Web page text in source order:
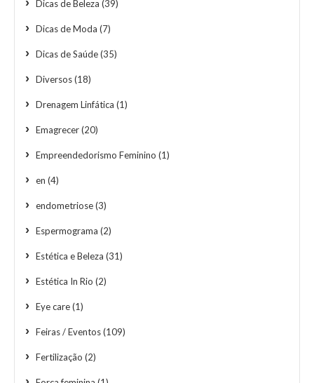
Dicas de Beleza (39)
Dicas de Moda (7)
Dicas de Saúde(35)
Diversos(18)
Drenagem Linfática (1)
Emagrecer(20)
Empreendedorismo Feminino (1)
en (4)
endometriose(3)
Espermograma (2)
Estética e Beleza (31)
Estética In Rio (2)
Eye care(1)
Feiras / Eventos(109)
Fertilização (2)